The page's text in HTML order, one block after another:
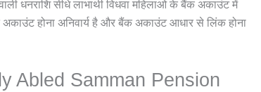
धनराशि सीधे लाभार्थी विधवा महिलाओ के बैंक अकाउंट में
होना अनिवार्य है और बैंक अकाउंट आधार से लिंक होना
Abled Samman Pension